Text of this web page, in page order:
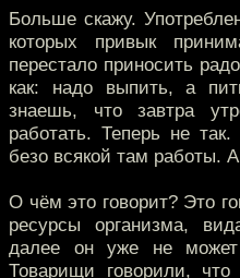
Больше скажу.
которых привык
перестало приносить
как: надо выпить, а
знаешь, что завтра
работать. Теперь не
безо всякой там работы.
О чём это говорит? Это
ресурсы организма,
далее он уже не
Товарищи говорили, что